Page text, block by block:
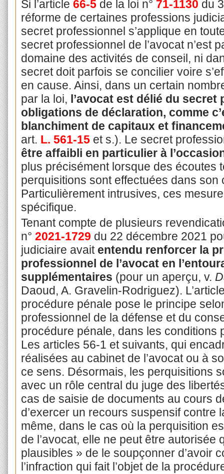
Si l’article 66-5de la loi n° 71-1130 du
réforme de certaines professions
secret professionnel s’applique en
secret professionnel de l’avocat n’est
domaine des activités de conseil, ni
secret doit parfois se concilier voire
en cause. Ainsi, dans un certain
par la loi, l’avocat est délié du
obligations de déclaration, comme
blanchiment de capitaux et
art. L. 561-15et s.). Le secret
être affaibli en particulier à
plus précisément lorsque des écoutes
perquisitions sont effectuées dans son
Particulièrement intrusives, ces
spécifique.
Tenant compte de plusieurs
n° 2021-1729 du 22 décembre 2021
judiciaire avait entendu renforcer la
professionnel de l’avocat en
supplémentaires (pour un aperçu, v.
Daoud, A. Gravelin-Rodriguez).
procédure pénale pose le principe
professionnel de la défense et du
procédure pénale, dans les conditions
Les articles 56-1 et suivants, qui
réalisées au cabinet de l’avocat ou à
ce sens. Désormais, les perquisitions
avec un rôle central du juge des
cas de saisie de documents au cours
d’exercer un recours suspensif contre
même, dans le cas où la perquisition
de l’avocat, elle ne peut être autorisée
plausibles » de le soupçonner d’avoir
l’infraction qui fait l’objet de la